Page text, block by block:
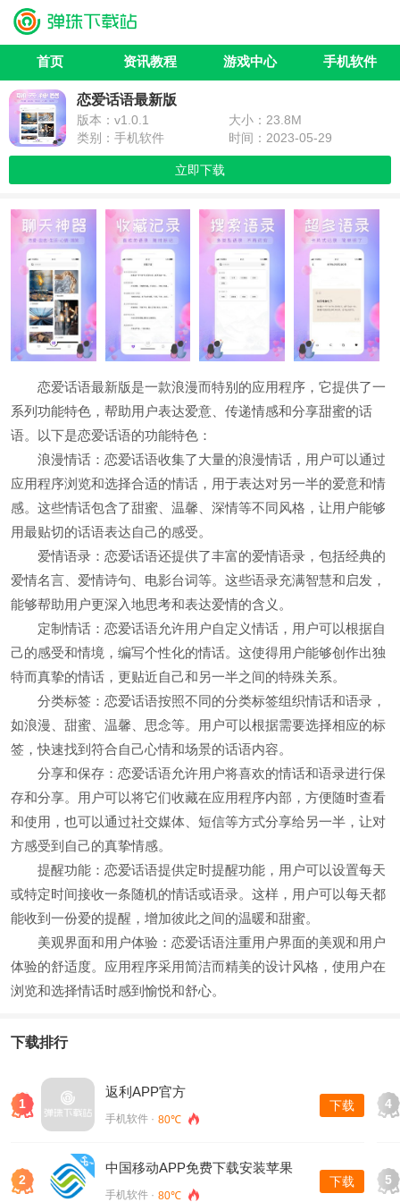
首页 资讯教程 游戏中心 手机软件
恋爱话语最新版
版本：v1.0.1
大小：23.8M
类别：手机软件
时间：2023-05-29
立即下载
恋爱话语最新版是一款浪漫而特别的应用程序，它提供了一
系列功能特色，帮助用户表达爱意、传递情感和分享甜蜜的话
语。以下是恋爱话语的功能特色：
浪漫情话：恋爱话语收集了大量的浪漫情话，用户可以通过
应用程序浏览和选择合适的情话，用于表达对另一半的爱意和情
感。这些情话包含了甜蜜、温馨、深情等不同风格，让用户能够
用最贴切的话语表达自己的感受。
爱情语录：恋爱话语还提供了丰富的爱情语录，包括经典的
爱情名言、爱情诗句、电影台词等。这些语录充满智慧和启发，
能够帮助用户更深入地思考和表达爱情的含义。
定制情话：恋爱话语允许用户自定义情话，用户可以根据自
己的感受和情境，编写个性化的情话。这使得用户能够创作出独
特而真挚的情话，更贴近自己和另一半之间的特殊关系。
分类标签：恋爱话语按照不同的分类标签组织情话和语录，
如浪漫、甜蜜、温馨、思念等。用户可以根据需要选择相应的标
签，快速找到符合自己心情和场景的话语内容。
分享和保存：恋爱话语允许用户将喜欢的情话和语录进行保
存和分享。用户可以将它们收藏在应用程序内部，方便随时查看
和使用，也可以通过社交媒体、短信等方式分享给另一半，让对
方感受到自己的真挚情感。
提醒功能：恋爱话语提供定时提醒功能，用户可以设置每天
或特定时间接收一条随机的情话或语录。这样，用户可以每天都
能收到一份爱的提醒，增加彼此之间的温暖和甜蜜。
美观界面和用户体验：恋爱话语注重用户界面的美观和用户
体验的舒适度。应用程序采用简洁而精美的设计风格，使用户在
浏览和选择情话时感到愉悦和舒心。
下载排行
1
返利APP官方
手机软件 · 80℃
下载
2
中国移动APP免费下载安装苹果
手机软件 · 80℃
下载
4
5